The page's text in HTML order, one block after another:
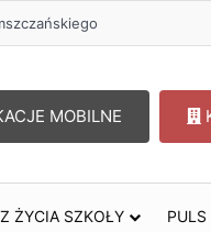
MOBILNE
Z ŻYCIA SZKOŁY PULS